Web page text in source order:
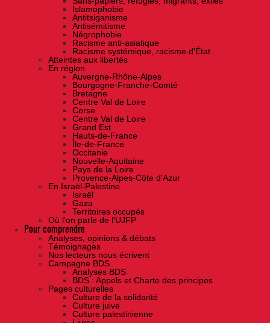
Islamophobie
Antitsiganisme
Antisémitisme
Négrophobie
Racisme anti-asiatique
Racisme systémique, racisme d'État
Atteintes aux libertés
En région
Auvergne-Rhône-Alpes
Bourgogne-Franche-Comté
Bretagne
Centre Val de Loire
Corse
Centre Val de Loire
Grand Est
Hauts-de-France
Île-de-France
Occitanie
Nouvelle-Aquitaine
Pays de la Loire
Provence-Alpes-Côte d'Azur
En Israël-Palestine
Israël
Gaza
Territoires occupés
Où l'on parle de l'UJFP
Pour comprendre
Analyses, opinions & débats
Témoignages
Nos lecteurs nous écrivent
Campagne BDS
Analyses BDS
BDS : Appels et Charte des principes
Pages culturelles
Culture de la solidarité
Culture juive
Culture palestinienne